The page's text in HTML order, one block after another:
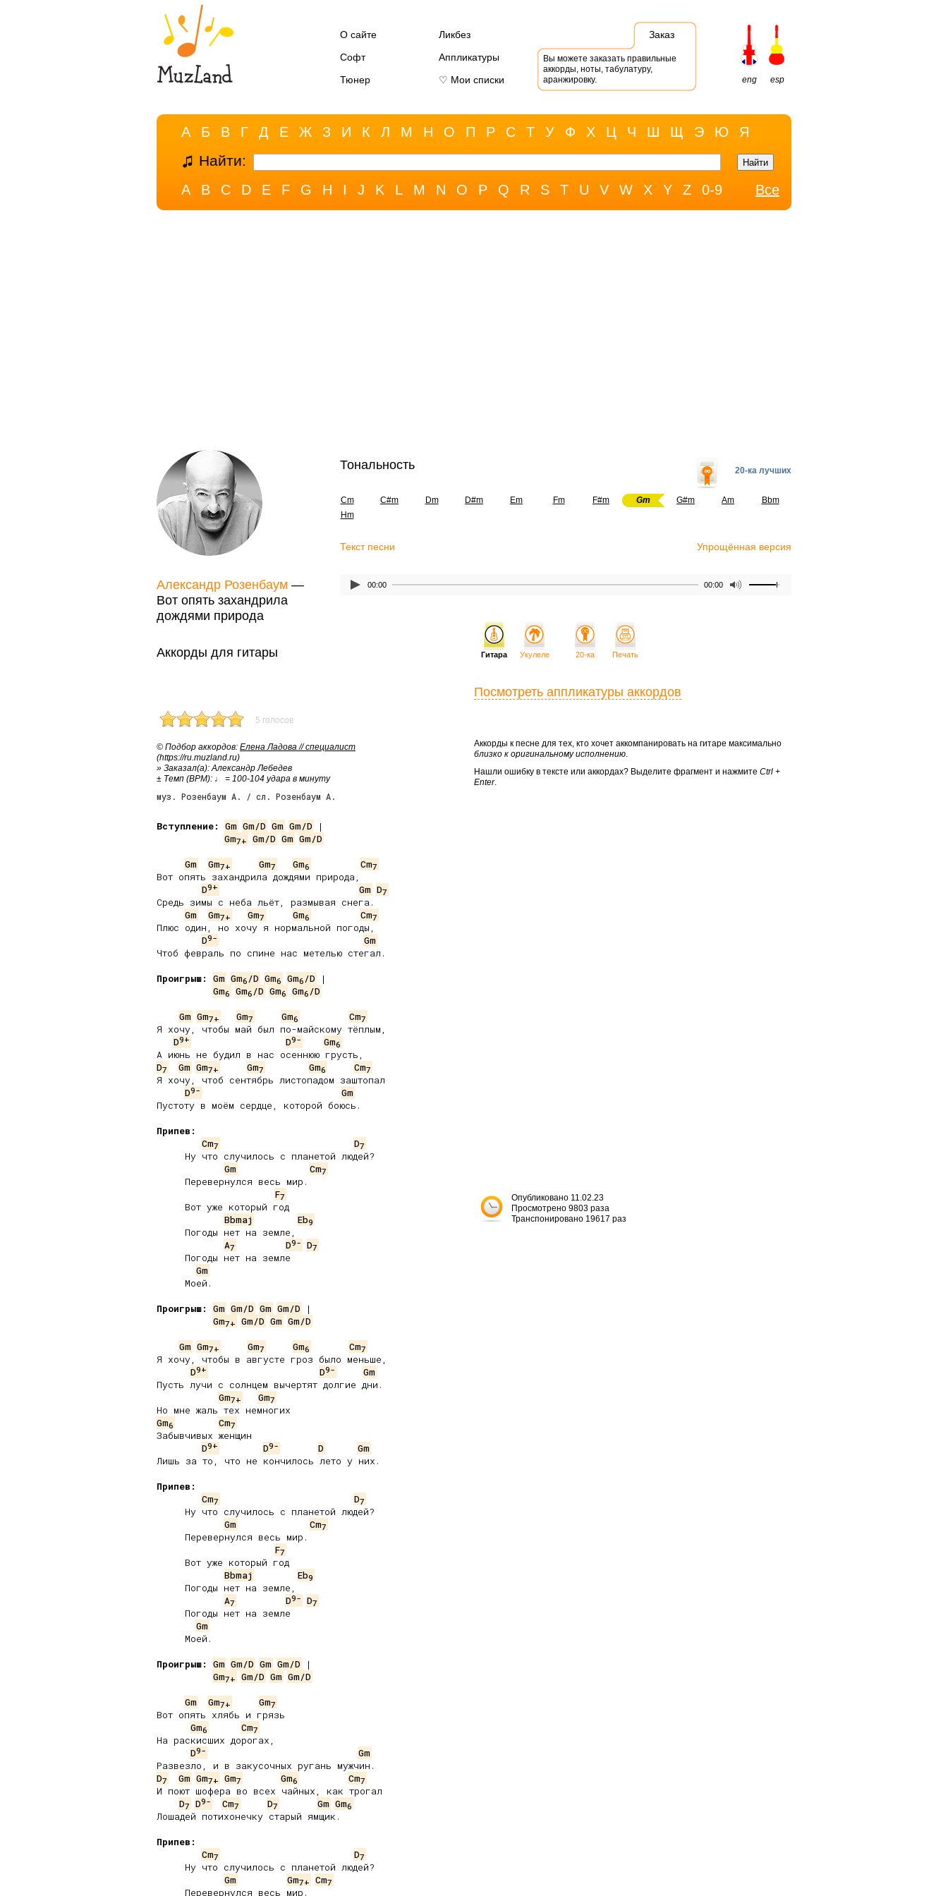
О сайте
Ликбез
Софт
Аппликатуры
Тюнер
♡ Мои списки
Заказ
Вы можете заказать правильные
аккорды, ноты, табулатуру,
аранжировку.
eng esp
А Б В Г Д Е Ж З И К Л М Н О П Р С Т У Ф Х Ц Ч Ш Щ Э Ю Я
Найти:
A B C D E F G H I J K L M N O P Q R S T U V W X Y Z 0-9 Все
Александр Розенбаум —
Вот опять захандрила
дождями природа
Тональность 20-ка лучших
Cm C#m Dm D#m Em Fm F#m Gm G#m Am
Bbm
Hm
Текст песни Упрощённая версия
00:00 00:00
Аккорды для гитары
5 голосов
© Подбор аккордов: Елена Ладова // специалист
(https://ru.muzland.ru)
» Заказал(а): Александр Лебедев
± Темп (BPM): ♩ = 100-104 удара в минуту
муз. Розенбаум А. / сл. Розенбаум А.
Вступление: Gm Gm/D Gm Gm/D
Gm7+ Gm/D Gm Gm/D
Gm
Gm7+ Gm7 Gm6 Cm7
Вот опять захандрила дождями природа,
D9+ Gm D7
Средь зимы с неба льёт, размывая снега.
Gm
Gm7+ Gm7 Gm6 Cm7
Плюс один, но хочу я нормальной погоды,
D9-
Gm
Чтоб февраль по спине нас метелью стегал.
Проигрыш:
Gm Gm6 /D Gm6 Gm6 /D
Gm6 Gm6 /D Gm6 Gm6 /D
Gm Gm7+ Gm7 Gm6 Cm7
Я хочу, чтобы май был по-майскому тёплым,
D9+ D9- Gm6
D7 Gm Gm7+ Gm7 Gm6 Cm7
Я хочу, чтоб сентябрь листопадом заштопал
D9-
Gm
Пустоту в моём сердце, которой боюсь.
Припев:
Cm7 D7
     Ну что случилось с планетой людей?
Gm
Cm7
     Перевернулся весь мир.
F7
     Вот уже который год
Bbmaj
Eb9
     Погоды нет на земле,
A7 D9- D7
     Погоды нет на земле
Gm
     Моей.
Проигрыш:
Gm Gm/D Gm Gm/D
Gm7+ Gm/D Gm Gm/D
Gm Gm7+ Gm7 Gm6 Cm7
Я хочу, чтобы в августе гроз было меньше,
D9+ D9-
Gm
Пусть лучи с солнцем вычертят долгие дни.
Gm7+ Gm7
Gm6 Cm7
Забывчивых женщин
D9+ D9- D
Gm
Лишь за то, что не кончилось лето у них.
Припев:
Cm7 D7
     Ну что случилось с планетой людей?
Gm
Cm7
     Перевернулся весь мир.
F7
     Вот уже который год
Bbmaj
Eb9
     Погоды нет на земле,
A7 D9- D7
     Погоды нет на земле
Gm
     Моей.
Проигрыш:
Gm Gm/D Gm Gm/D
Gm7+ Gm/D Gm Gm/D
Gm
Gm7+ Gm7
Вот опять хлябь и грязь
Gm6 Cm7
На раскисших дорогах,
D9-
Gm
D7 Gm Gm7+ Gm7 Gm6 Cm7
И поют шофера во всех чайных, как трогал
D7 D9- Cm7 D7 Gm Gm6
Лошадей потихонечку старый ямщик.
Припев:
Cm7 D7
     Ну что случилось с планетой людей?
Gm
Gm7+ Cm7
     Перевернулся весь мир.
Гитара Укулеле 20-ка Печать
Посмотреть аппликатуры аккордов
Аккорды к песне для тех, кто хочет аккомпанировать на гитаре максимально
близко к оригинальному исполнению.
Нашли ошибку в тексте или аккордах? Выделите фрагмент и нажмите Ctrl +
Enter.
Опубликовано 11.02.23
Просмотрено 9803 раза
Транспонировано 19617 раз